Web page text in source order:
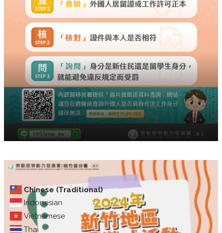
Chinese (Traditional)
Indonesian
Vietnamese
Thai